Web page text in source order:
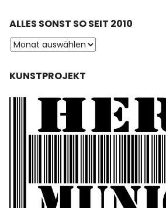
ALLES SONST SO SEIT 2010
KUNSTPROJEKT